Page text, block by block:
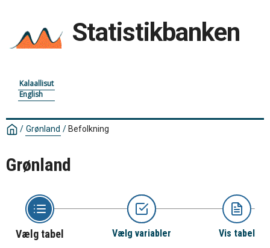
Statistikbanken
Kalaallisut
English
/ Grønland / Befolkning
Grønland
Vælg tabel Vælg variabler Vis tabel